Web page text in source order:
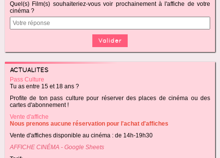
Quel(s) Film(s) souhaiteriez-vous voir prochainement à l'affiche de votre
cinéma ?
ACTUALITÉS
Pass Culture
Tu as entre 15 et 18 ans ?
Profite de ton pass culture pour réserver des places de cinéma ou des
cartes d'abonnement !
Vente d'affiche
Nous prenons aucune réservation pour l'achat d'affiches
Vente d'affiches disponible au cinéma : de 14h-19h30
AFFICHE CINÉMA - Google Sheets